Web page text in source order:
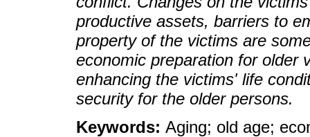
productive assets, barriers to
property of the victims are
economic preparation for older
enhancing the victims' life
security for the older persons.
Keywords: Aging; old age;